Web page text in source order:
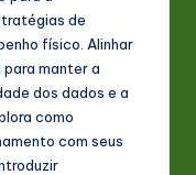
de
físico. Alinhar
manter a
dos dados e a
como
com seus